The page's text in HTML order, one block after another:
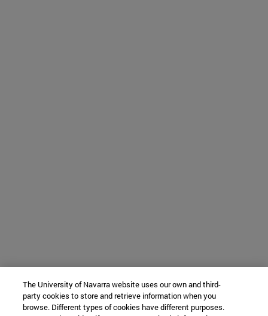
The University of Navarra website uses our own and third-
party cookies to store and retrieve information when you
browse. Different types of cookies have different purposes.